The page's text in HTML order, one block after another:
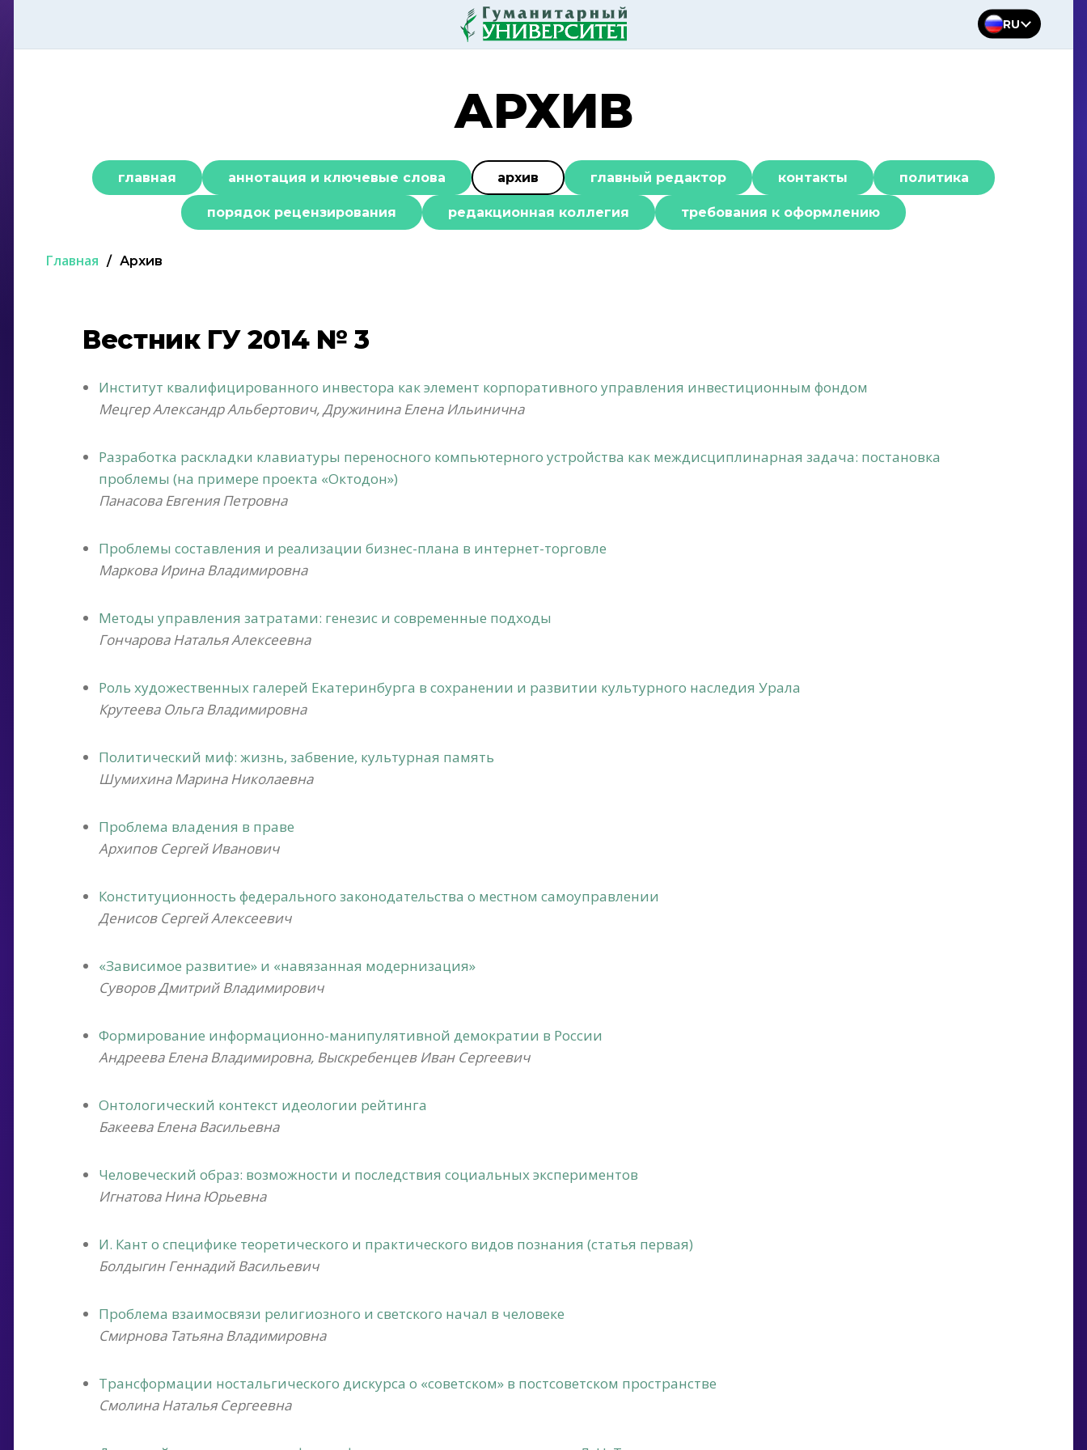
содержимому
RU
АРХИВ
главная аннотация и ключевые слова архив главный редактор контакты политика
порядок рецензирования редакционная коллегия требования к оформлению
Главная / Архив
Вестник ГУ 2014 № 3
Институт квалифицированного инвестора как элемент корпоративного управления инвестиционным фондом
Мецгер Александр Альбертович, Дружинина Елена Ильинична
Разработка раскладки клавиатуры переносного компьютерного устройства как междисциплинарная задача: постановка
проблемы (на примере проекта «Октодон»)
Панасова Евгения Петровна
Проблемы составления и реализации бизнес-плана в интернет-торговле
Маркова Ирина Владимировна
Методы управления затратами: генезис и современные подходы
Гончарова Наталья Алексеевна
Роль художественных галерей Екатеринбурга в сохранении и развитии культурного наследия Урала
Крутеева Ольга Владимировна
Политический миф: жизнь, забвение, культурная память
Шумихина Марина Николаевна
Проблема владения в праве
Архипов Сергей Иванович
Конституционность федерального законодательства о местном самоуправлении
Денисов Сергей Алексеевич
«Зависимое развитие» и «навязанная модернизация»
Суворов Дмитрий Владимирович
Формирование информационно-манипулятивной демократии в России
Андреева Елена Владимировна, Выскребенцев Иван Сергеевич
Онтологический контекст идеологии рейтинга
Бакеева Елена Васильевна
Человеческий образ: возможности и последствия социальных экспериментов
Игнатова Нина Юрьевна
И. Кант о специфике теоретического и практического видов познания (статья первая)
Болдыгин Геннадий Васильевич
Проблема взаимосвязи религиозного и светского начал в человеке
Смирнова Татьяна Владимировна
Трансформации ностальгического дискурса о «советском» в постсоветском пространстве
Смолина Наталья Сергеевна